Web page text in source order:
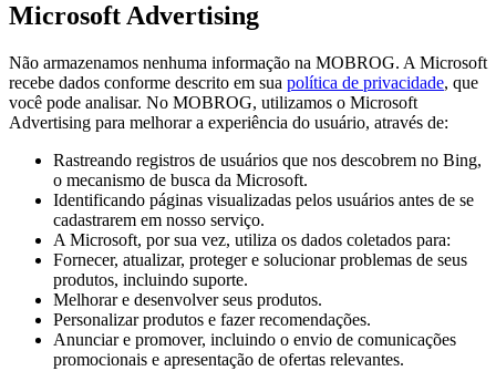
Microsoft Advertising
Não armazenamos nenhuma informação na MOBROG. A Microsoft
recebe dados conforme descrito em sua política de privacidade, que
você pode analisar. No MOBROG, utilizamos o Microsoft
Advertising para melhorar a experiência do usuário, através de:
Rastreando registros de usuários que nos descobrem no Bing,
o mecanismo de busca da Microsoft.
Identificando páginas visualizadas pelos usuários antes de se
cadastrarem em nosso serviço.
A Microsoft, por sua vez, utiliza os dados coletados para:
Fornecer, atualizar, proteger e solucionar problemas de seus
produtos, incluindo suporte.
Melhorar e desenvolver seus produtos.
Personalizar produtos e fazer recomendações.
Anunciar e promover, incluindo o envio de comunicações
promocionais e apresentação de ofertas relevantes.